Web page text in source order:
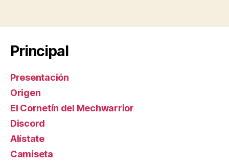
Principal
Presentación
Origen
El Cornetín del Mechwarrior
Discord
Alístate
Camiseta